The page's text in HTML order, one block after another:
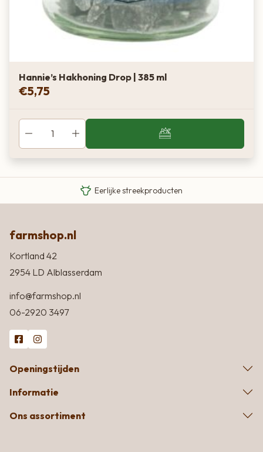
Hannie’s Hakhoning Drop | 385 ml
€5,75
Eigen Limousin runderen
Eerlijke streekproducten
farmshop.nl
Kortland 42
2954 LD Alblasserdam
info@farmshop.nl
06-2920 3497
Openingstijden
Informatie
Ons assortiment